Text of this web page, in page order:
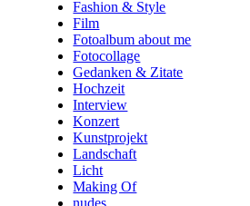
Fashion & Style
Film
Fotoalbum about me
Fotocollage
Gedanken & Zitate
Hochzeit
Interview
Konzert
Kunstprojekt
Landschaft
Licht
Making Of
nudes